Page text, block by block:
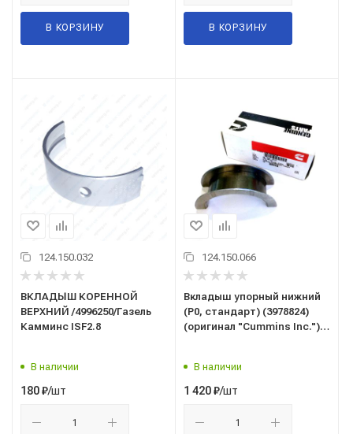
В КОРЗИНУ В КОРЗИНУ
124.150.032
ВКЛАДЫШ КОРЕННОЙ
ВЕРХНИЙ /4996250/Газель
Камминс ISF2.8
В наличии
180₽/шт
124.150.066
Вкладыш упорный нижний
(Р0, стандарт) (3978824)
(оригинал "Cummins Inc.")
В наличии
1 420₽/шт